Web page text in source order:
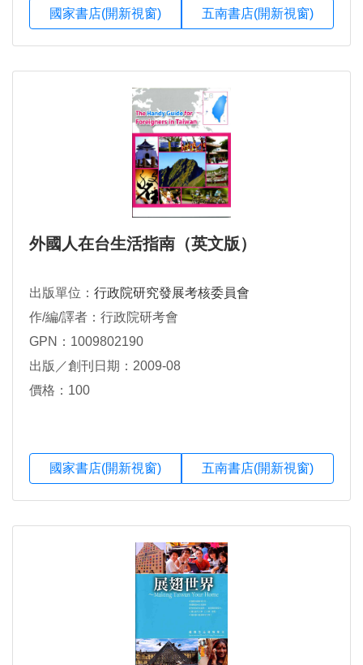
國家書店(開新視窗) 五南書店(開新視窗)
外國人在台生活指南（英文版）
出版單位： 行政院研究發展考核委員會
作/編/譯者：行政院研考會
GPN：1009802190
出版／創刊日期：2009-08
價格：100
國家書店(開新視窗) 五南書店(開新視窗)